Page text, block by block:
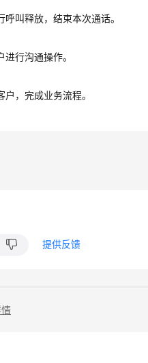
叫释放，结束本次通话。
行沟通操作。
，完成业务流程。
提供反馈